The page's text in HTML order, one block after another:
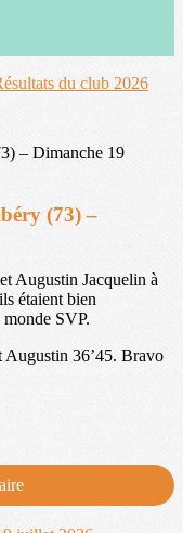
du club 2026
(73) –
Augustin Jacquelin à
étaient bien
SVP.
Augustin 36’45. Bravo